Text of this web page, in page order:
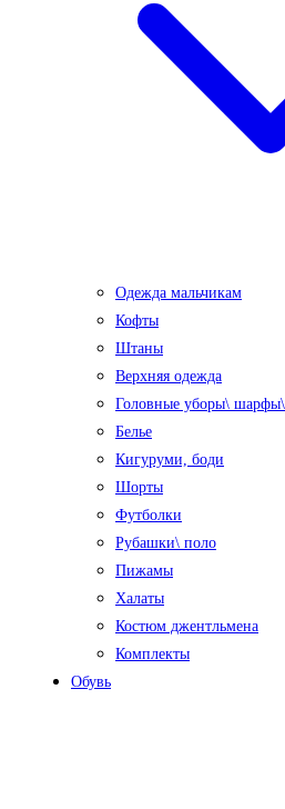
Одежда мальчикам
Кофты
Штаны
Верхняя одежда
Головные уборы\ шарфы\
Белье
Кигуруми, боди
Шорты
Футболки
Рубашки\ поло
Пижамы
Халаты
Костюм джентльмена
Комплекты
Обувь